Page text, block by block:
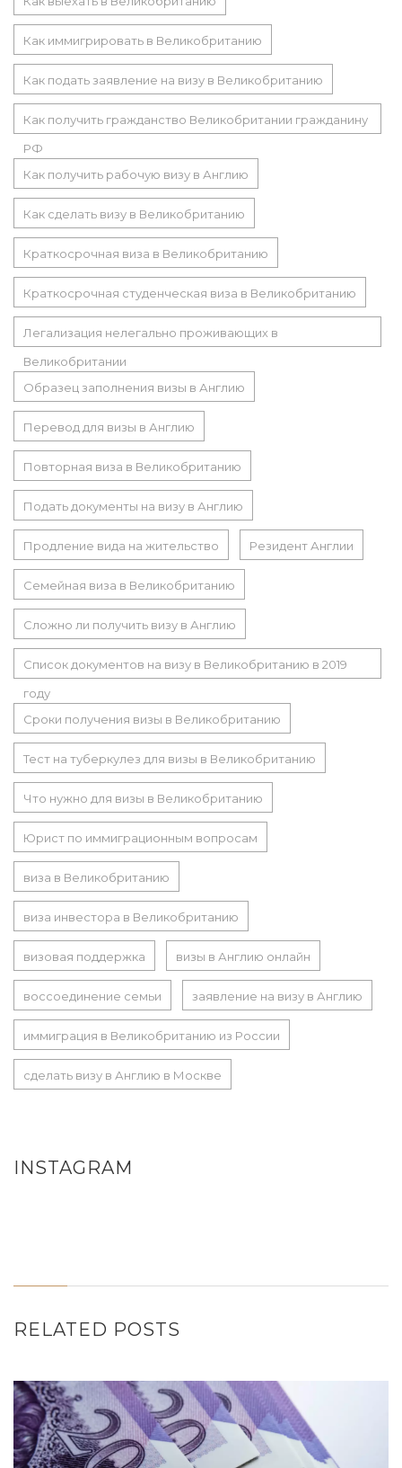
Как иммигрировать в Великобританию
Как подать заявление на визу в Великобританию
Как получить гражданство Великобритании гражданину
РФ
Как получить рабочую визу в Англию
Как сделать визу в Великобританию
Краткосрочная виза в Великобританию
Краткосрочная студенческая виза в Великобританию
Легализация нелегально проживающих в
Великобритании
Образец заполнения визы в Англию
Перевод для визы в Англию
Повторная виза в Великобританию
Подать документы на визу в Англию
Продление вида на жительство Резидент Англии
Семейная виза в Великобританию
Сложно ли получить визу в Англию
Список документов на визу в Великобританию в 2019
году
Сроки получения визы в Великобританию
Тест на туберкулез для визы в Великобританию
Что нужно для визы в Великобританию
Юрист по иммиграционным вопросам
виза в Великобританию
виза инвестора в Великобританию
визовая поддержка визы в Англию онлайн
воссоединение семьи заявление на визу в Англию
иммиграция в Великобританию из России
сделать визу в Англию в Москве
INSTAGRAM
RELATED POSTS